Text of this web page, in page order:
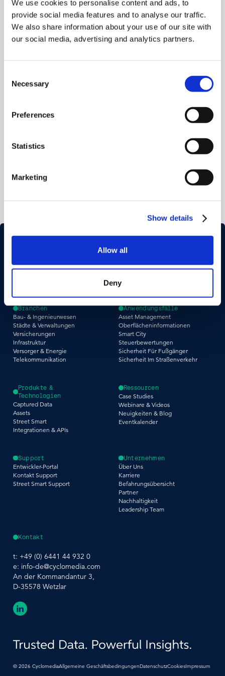
We use cookies to personalise content and ads, to
provide social media features and to analyse our traffic.
We also share information about your use of our site with
our social media, advertising and analytics partners.
Selection
Necessary
Preferences
Statistics
Marketing
Show details
Allow all
Deny
Sean Fernback zum Chief Executive Officer
(CEO) von Cyclomedia Technologies
ernannt.
Street Smart versus Street View
All
min read
How Surface Types is of value to KPN in
July 28, 2023 All
min read
Kontakt
t: +49 (0) 6441 44 932 0
e: info-de@cyclomedia.com
An der Kommandantur 3,
D-35578 Wetzlar
Branchen
Bau- & Ingenieurwesen
Städte & Verwaltungen
Versicherungen
Infrastruktur
Versorger & Energie
Telekommunikation
Anwendungsfälle
Asset Management
Oberflächeninformationen
Smart City
Steuerbewertungen
Sicherheit Für Fußgänger
Sicherheit Im Straßenverkehr
Produkte &
Technologien
Captured Data
Assets
Street Smart
Integrationen & APIs
Ressourcen
Case Studies
Webinare & Videos
Neuigkeiten & Blog
Eventkalender
Support
Entwickler-Portal
Kontakt Support
Street Smart Support
Unternehmen
Über Uns
Karriere
Befahrungsübersicht
Partner
Nachhaltigkeit
Leadership Team
© 2026 CyclomediaAllgemeine GeschäftsbedingungenDatenschutzCookiesImpressum
Nachhaltigkeit
Führungsteam
Straßenverkehr
Nachhaltigkeit
Führungsteam
Straßenverkehr